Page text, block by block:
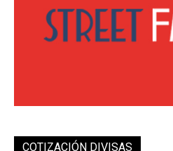
COTIZACIÓN DIVISAS